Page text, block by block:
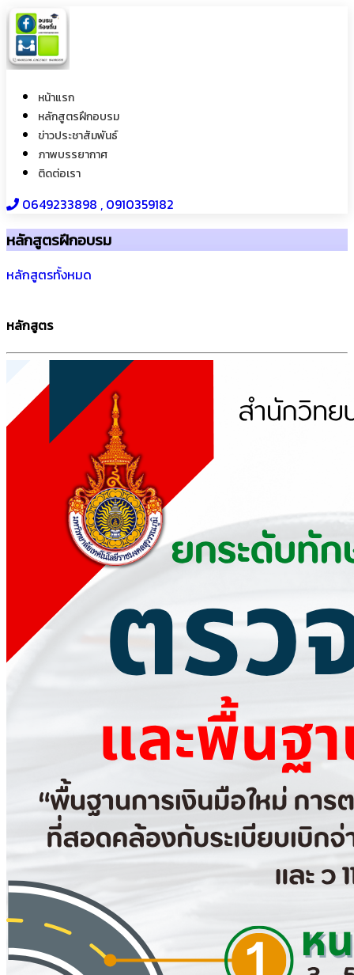
หน้าแรก
หลักสูตรฝึกอบรม
ข่าวประชาสัมพันธ์
ภาพบรรยากาศ
ติดต่อเรา
0649233898​ , 0910359182
หลักสูตรฝึกอบรม
หลักสูตรทั้งหมด
หลักสูตร